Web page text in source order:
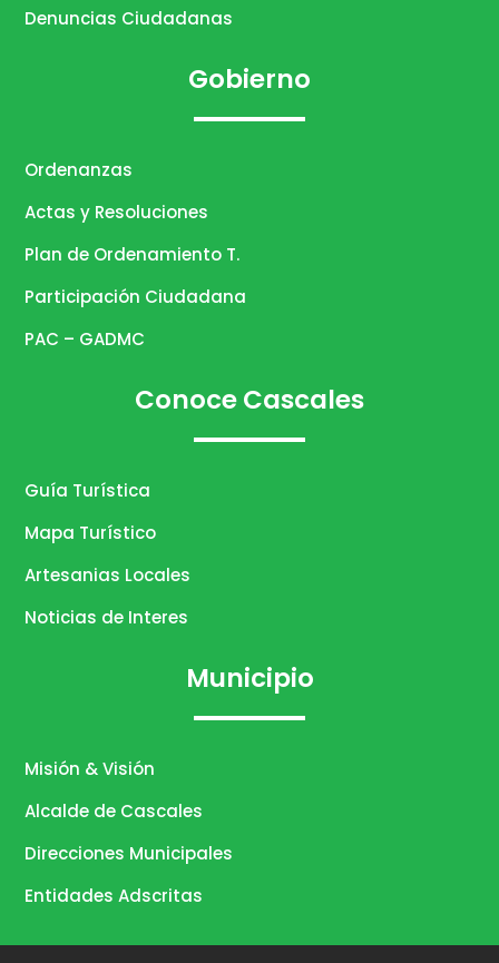
Denuncias Ciudadanas
Gobierno
Ordenanzas
Actas y Resoluciones
Plan de Ordenamiento T.
Participación Ciudadana
PAC – GADMC
Conoce Cascales
Guía Turística
Mapa Turístico
Artesanias Locales
Noticias de Interes
Municipio
Misión & Visión
Alcalde de Cascales
Direcciones Municipales
Entidades Adscritas